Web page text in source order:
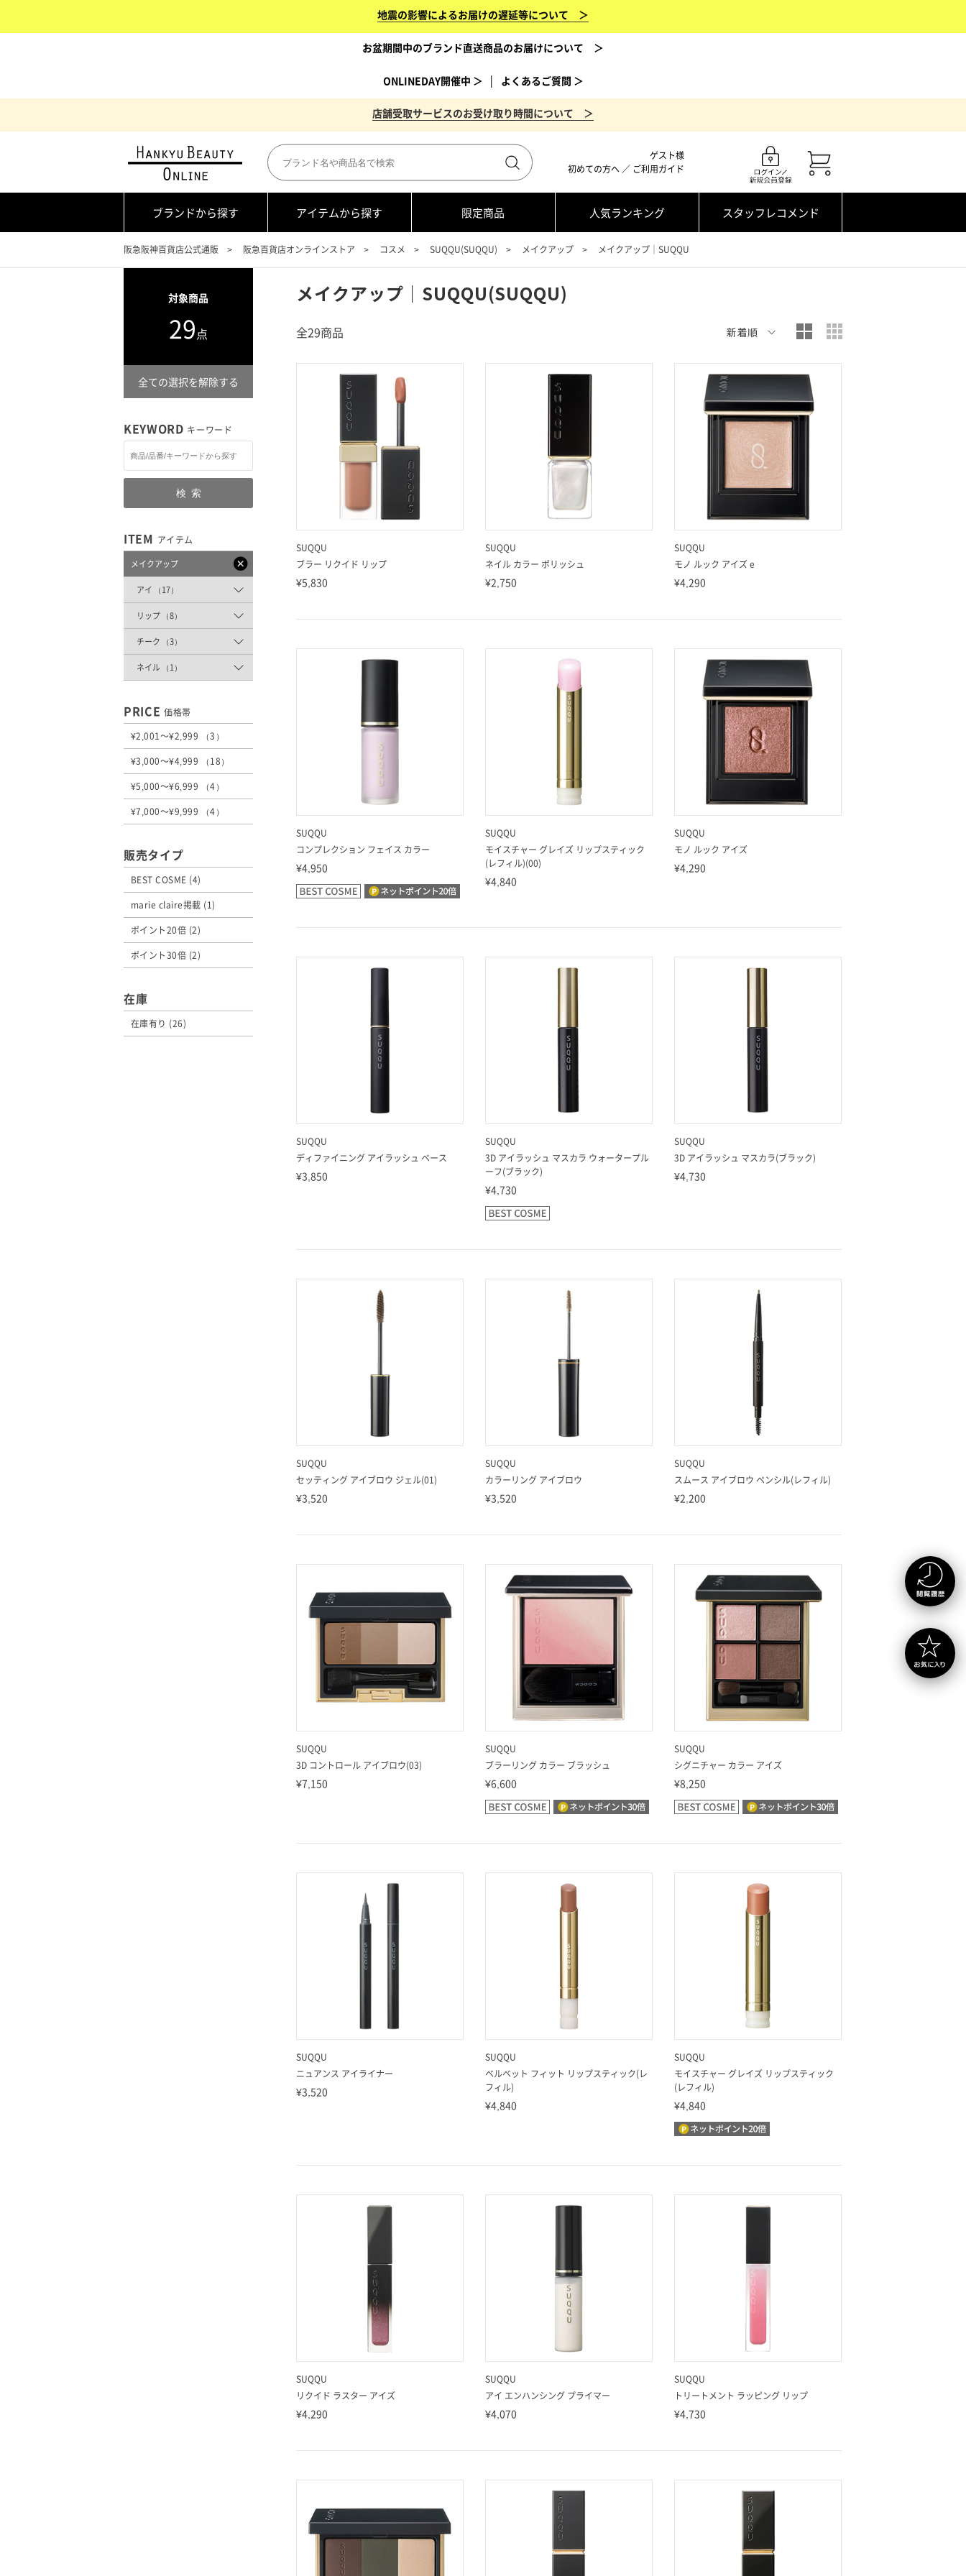
地震の影響によるお届けの遅延等について ＞
お盆期間中のブランド直送商品のお届けについて ＞
ONLINEDAY開催中 ＞ よくあるご質問 ＞
店舗受取サービスのお受け取り時間について ＞
ゲスト様
初めての方へ ／ ご利用ガイド
ブランドから探す アイテムから探す 限定商品 人気ランキング スタッフレコメンド
阪急阪神百貨店公式通販 阪急百貨店オンラインストア コスメ SUQQU(SUQQU) メイクアップ メイクアップ｜SUQQU
メイクアップ｜SUQQU(SUQQU)
全29商品 新着順 大写真表示
SUQQU
ブラー リクイド リップ
¥5,830
SUQQU
ネイル カラー ポリッシュ
¥2,750
SUQQU
モノ ルック アイズ e
¥4,290
SUQQU
コンプレクション フェイス カラー
¥4,950
SUQQU
モイスチャー グレイズ リップスティック
(レフィル)(00)
¥4,840
SUQQU
モノ ルック アイズ
¥4,290
SUQQU
ディファイニング アイラッシュ ベース
¥3,850
SUQQU
3D アイラッシュ マスカラ ウォータープル
ーフ(ブラック)
¥4,730
SUQQU
3D アイラッシュ マスカラ(ブラック)
¥4,730
SUQQU
セッティング アイブロウ ジェル(01)
¥3,520
SUQQU
カラーリング アイブロウ
¥3,520
SUQQU
スムース アイブロウ ペンシル(レフィル)
¥2,200
SUQQU
3D コントロール アイブロウ(03)
¥7,150
SUQQU
ブラーリング カラー ブラッシュ
¥6,600
SUQQU
シグニチャー カラー アイズ
¥8,250
SUQQU
ニュアンス アイライナー
¥3,520
SUQQU
ベルベット フィット リップスティック(レ
フィル)
¥4,840
SUQQU
モイスチャー グレイズ リップスティック
(レフィル)
¥4,840
SUQQU
リクイド ラスター アイズ
¥4,290
SUQQU
アイ エンハンシング プライマー
¥4,070
SUQQU
トリートメント ラッピング リップ
¥4,730
対象商品
29点
全ての選択を解除する
KEYWORD キーワード
検索
ITEM アイテム
メイクアップ
アイ （17）
リップ （8）
チーク （3）
ネイル （1）
PRICE 価格帯
¥2,001～¥2,999 （3）
¥3,000～¥4,999 （18）
¥5,000～¥6,999 （4）
¥7,000～¥9,999 （4）
販売タイプ
BEST COSME (4)
marie claire掲載 (1)
ポイント20倍 (2)
ポイント30倍 (2)
在庫
在庫有り (26)